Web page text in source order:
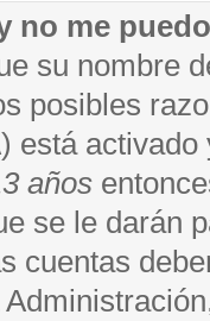
no me
su nombre
posibles
está
años
se le darán
cuentas